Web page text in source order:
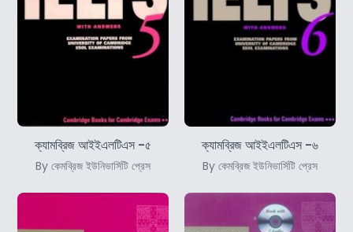
ক্যামব্রিজ আইইএলটিএস -৫
By কেমব্রিজ ইউনিভার্সিটি প্রেস
ক্যামব্রিজ আইইএলটিএস -৬
By কেমব্রিজ ইউনিভার্সিটি প্রেস